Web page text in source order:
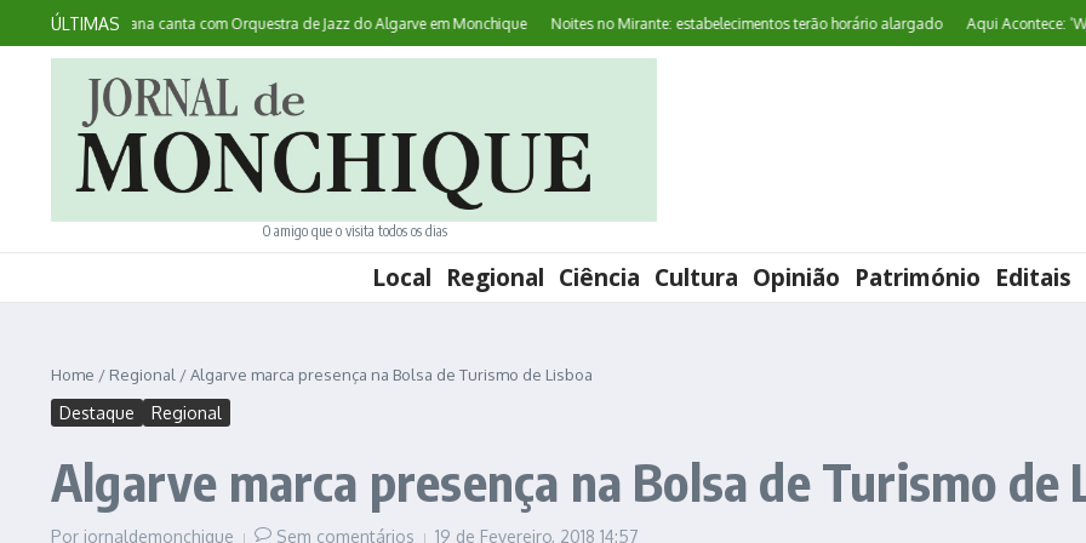
Ir para o conteúdo
ÚLTIMAS
australiana canta com Orquestra de Jazz do Algarve em Monchique Noites no Mirante: estabelecimentos terão horário alargado Aqui Acontece: ‘World
O amigo que o visita todos os dias
Local Regional Ciência Cultura Opinião Património Editais
Home / Regional /Algarve marca presença na Bolsa de Turismo de Lisboa
Destaque Regional
Algarve marca presença na Bolsa de Turismo de
Por jornaldemonchique Sem comentários 19 de Fevereiro, 2018 14:57